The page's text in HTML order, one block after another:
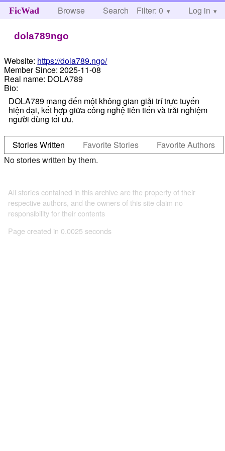
FicWad Browse Search Help
Filter: 0 Log in
dola789ngo
Website: https://dola789.ngo/
Member Since: 2025-11-08
Real name: DOLA789
Bio:
DOLA789 mang đến một không gian giải trí trực tuyến
hiện đại, kết hợp giữa công nghệ tiên tiến và trải nghiệm
người dùng tối ưu.
Stories Written Favorite Stories
Favorite Authors
No stories written by them.
All stories contained in this archive are the property of their
respective authors, and the owners of this site claim no
responsibility for their contents
Page created in 0.0025 seconds